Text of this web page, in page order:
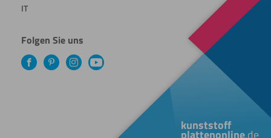
IT
Folgen Sie uns
FacebookPinterestInstagramYouTube
kunststoff